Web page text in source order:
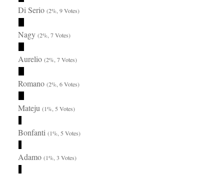
Di Serio(2%, 9 Votes)
Nagy(2%, 7 Votes)
Aurelio(2%, 7 Votes)
Romano(2%, 6 Votes)
Mateju(1%, 5 Votes)
Bonfanti(1%, 5 Votes)
Adamo(1%, 3 Votes)